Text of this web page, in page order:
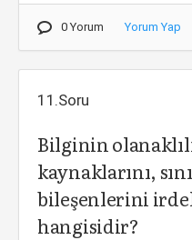
0 Yorum Yorum Yap
11.Soru
Bilginin
kaynaklarını,
bileşenlerini
hangisidir?